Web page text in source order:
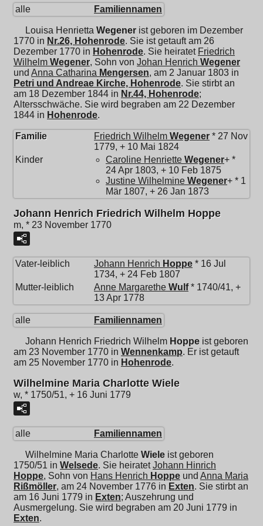
alle Familiennamen
Louisa Henrietta Wegener ist geboren im Dezember
1770 in Nr.26, Hohenrode. Sie ist getauft am 26
Dezember 1770 in Hohenrode. Sie heiratet Friedrich
Wilhelm Wegener, Sohn von Johan Henrich Wegener
und Anna Catharina Mengersen, am 2 Januar 1803 in
Petri und Andreae Kirche, Hohenrode. Sie stirbt an
am 18 Dezember 1844 in Nr.44, Hohenrode;
Altersschwäche. Sie wird begraben am 22 Dezember
1844 in Hohenrode.
Familie Friedrich Wilhelm Wegener * 27 Nov
1779, + 10 Mai 1824
Kinder
Caroline Henriette Wegener+ *
24 Apr 1803, + 10 Feb 1875
Justine Wilhelmine Wegener+ * 1
Mär 1807, + 26 Jan 1873
Johann Henrich Friedrich Wilhelm Hoppe
m, * 23 November 1770
Vater-leiblich Johann Henrich Hoppe * 16 Jul
1734, + 24 Feb 1807
Mutter-leiblich
Anne Margarethe Wulf* 1740/41, +
13 Apr 1778
alle Familiennamen
Johann Henrich Friedrich Wilhelm Hoppe ist geboren
am 23 November 1770 in Wennenkamp. Er ist getauft
am 25 November 1770 in Hohenrode.
Wilhelmine Maria Charlotte Wiele
w, * 1750/51, + 16 Juni 1779
alle Familiennamen
Wilhelmine Maria Charlotte Wiele ist geboren
1750/51 in Welsede. Sie heiratetJohann Hinrich
Hoppe, Sohn von Hans Henrich Hoppe und Anna Maria
Rißmöller, am 24 November 1776 in Exten. Sie stirbt an
am 16 Juni 1779 in Exten; Auszehrung und
Ausmergelung. Sie wird begraben am 20 Juni 1779 in
Exten.